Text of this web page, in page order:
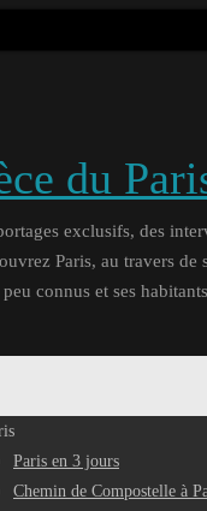
du
exclusifs, des
Paris, au travers de
connus et ses
Paris en 3 jours
Chemin de Compostelle à